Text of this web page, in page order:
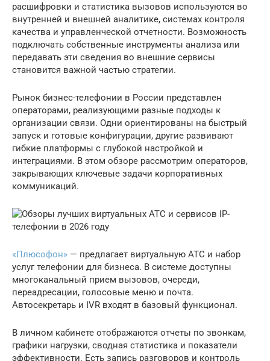
расшифровки и статистика вызовов используются во
внутренней и внешней аналитике, системах контроля
качества и управленческой отчетности. Возможность
подключать собственные инструменты анализа или
передавать эти сведения во внешние сервисы
становится важной частью стратегии.
Рынок бизнес-телефонии в России представлен
операторами, реализующими разные подходы к
организации связи. Одни ориентированы на быстрый
запуск и готовые конфигурации, другие развивают
гибкие платформы с глубокой настройкой и
интеграциями. В этом обзоре рассмотрим операторов,
закрывающих ключевые задачи корпоративных
коммуникаций.
«Плюсофон» — предлагает виртуальную АТС и набор
услуг телефонии для бизнеса. В системе доступны
многоканальный прием вызовов, очереди,
переадресации, голосовые меню и почта.
Автосекретарь и IVR входят в базовый функционал.
В личном кабинете отображаются отчеты по звонкам,
графики нагрузки, сводная статистика и показатели
эффективности. Есть запись разговоров и контроль